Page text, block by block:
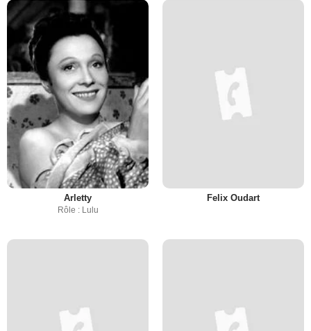
Arletty
Rôle : Lulu
Felix Oudart